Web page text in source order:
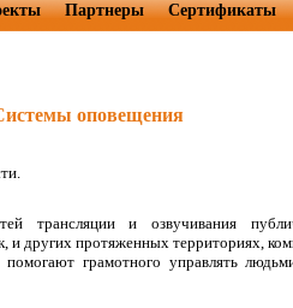
Партнеры Сертификаты
оповещения
трансляции и озвучивания
других протяженных территориях,
грамотного управлять